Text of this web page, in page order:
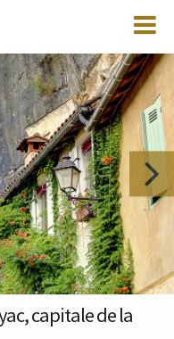
capitale de la